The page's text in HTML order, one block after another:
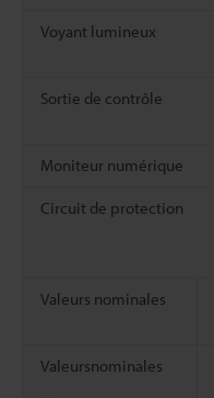
Voyant lumineux
Sortie de contrôle
Moniteur numérique
Circuit de protection
Valeurs nominales
Valeursnominales